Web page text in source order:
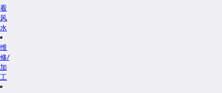
看
风
水
维
修/
加
工